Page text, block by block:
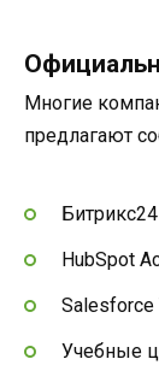
Многие
предлагают
HubSpot
Salesforce
Учебные